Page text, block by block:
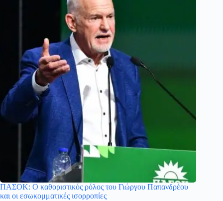
ΠΑΣΟΚ: Ο καθοριστικός ρόλος του Γιώργου Παπανδρέου
και οι εσωκομματικές ισορροπίες